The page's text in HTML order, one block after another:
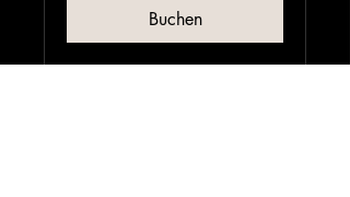
Buchen